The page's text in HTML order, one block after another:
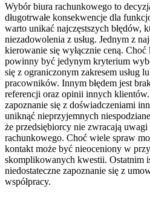
Wybór biura rachunkowego to
długotrwałe konsekwencje dla
warto unikać najczęstszych błędów,
niezadowolenia z usług. Jednym z
kierowanie się wyłącznie ceną.
powinny być jedynym kryterium
się z ograniczonym zakresem usług
pracowników. Innym błędem jest
referencji oraz opinii innych
zapoznanie się z doświadczeniami
uniknąć nieprzyjemnych
że przedsiębiorcy nie zwracają
rachunkowego. Choć wiele spraw
kontakt może być nieoceniony w
skomplikowanych kwestii. Ostatnim
niedostateczne zapoznanie się z
współpracy.